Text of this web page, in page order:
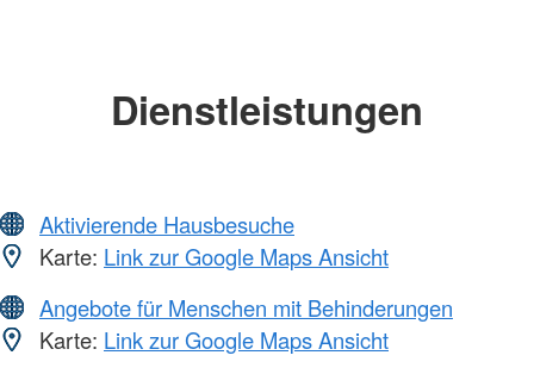
Dienstleistungen
Aktivierende Hausbesuche
Karte: Link zur Google Maps Ansicht
Angebote für Menschen mit Behinderungen
Karte: Link zur Google Maps Ansicht